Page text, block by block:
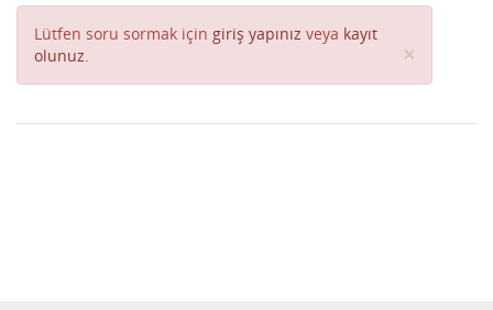
Lütfen soru sormak için giriş yapınız veya kayıt
olunuz. ×